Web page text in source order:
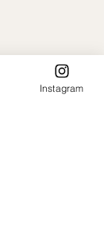
Instagram